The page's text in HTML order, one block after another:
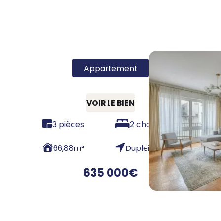
Appartement
75015 - T3
3 pièces 2 chambres
66,88m² Dupleix
635 000€
VOIR LE BIEN